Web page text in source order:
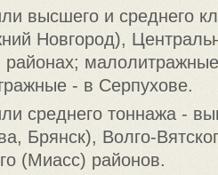
высшего и среднего
Новгород),
районах;
- в Серпухове.
среднего тоннажа -
Брянск), Волго-
(Миасс) районов.